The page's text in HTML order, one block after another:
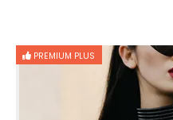
PREMIUM PLUS